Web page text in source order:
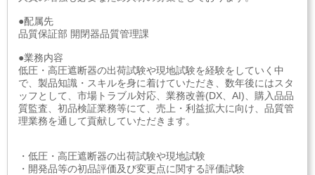
●配属先
品質保証部 開閉器品質管理課
●業務内容
低圧・高圧遮断器の出荷試験や現地試験を経験をしていく中
で、製品知識・スキルを身に着けていただき、数年後にはスタ
ッフとして、市場トラブル対応、業務改善(DX、AI)、購入品品
質監査、初品検証業務等にて、売上・利益拡大に向け、品質管
理業務を通して貢献していただきます。
・低圧・高圧遮断器の出荷試験や現地試験
・開発品等の初品評価及び変更点に関する評価試験